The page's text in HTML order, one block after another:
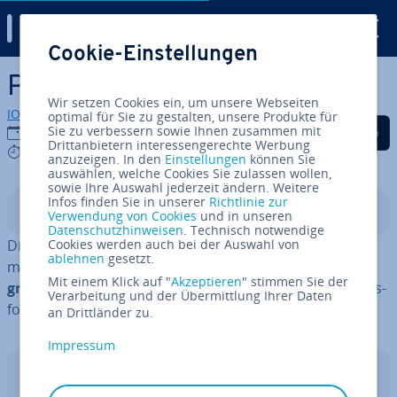
Zum Haupt­in­halt springen
Pandas groupby() erklärt
IONOS Redaktion
28.08.2024
3 mins
Auf Facebook teilen
Auf Twitter teilen
Auf LinkedIn
In­halts­ver­zeich­nis
Die Python Pandas DataFrame.groupby() -Funktion er­
mög­licht es,Daten nach be­stimm­ten Kriterien zu
grup­pie­renund ver­schie­de­ne Ag­gre­ga­tio­nen und Trans­
for­ma­tio­nen auf diesen Gruppen durch­zu­füh­ren.
Web­hos­ting
Cookie-Einstellungen
Wir setzen Cookies ein, um unsere Webseiten
optimal für Sie zu gestalten, unsere Produkte für
Sie zu verbessern sowie Ihnen zusammen mit
Drittanbietern interessengerechte Werbung
anzuzeigen. In den Einstellungen können Sie
auswählen, welche Cookies Sie zulassen wollen,
sowie Ihre Auswahl jederzeit ändern. Weitere
Infos finden Sie in unserer Richtlinie zur
Verwendung von Cookies und in unseren
Datenschutzhinweisen. Technisch notwendige
Cookies werden auch bei der Auswahl von
ablehnen gesetzt.
Mit einem Klick auf "Akzeptieren" stimmen Sie der
Verarbeitung und der Übermittlung Ihrer Daten
an Drittländer zu.
Impressum